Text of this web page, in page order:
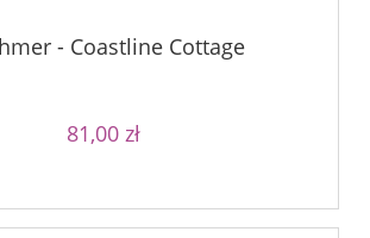
- Coastline Cottage
81,00 zł